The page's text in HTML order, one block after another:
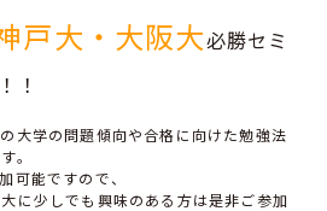
戸大・大阪大必勝セミ
！
大学の問題傾向や合格に向けた勉強法
。
可能ですので、
に少しでも興味のある方は是非ご参加